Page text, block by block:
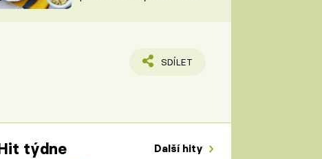
SDÍLET
týdne Další hity